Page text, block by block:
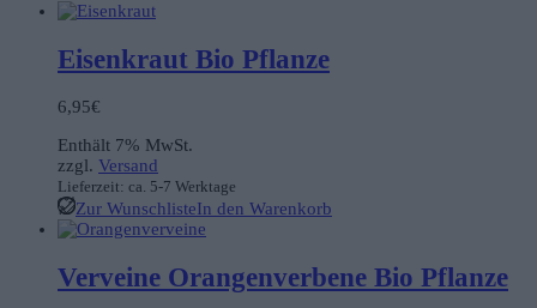
Eisenkraut Bio Pflanze
6,95€
Enthält 7% MwSt.
zzgl. Versand
Lieferzeit: ca. 5-7 Werktage
Zur WunschlisteIn den Warenkorb
Verveine Orangenverbene Bio Pflanze